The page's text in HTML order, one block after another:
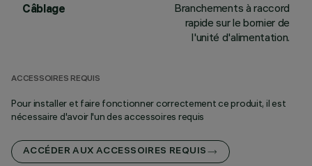
Câblage
Branchements à raccord
rapide sur le bornier de
l'unité d'alimentation.
ACCESSOIRES REQUIS
Pour installer et faire fonctionner correctement ce produit, il est
nécessaire d'avoir l'un des accessoires requis
ACCÉDER AUX ACCESSOIRES REQUIS